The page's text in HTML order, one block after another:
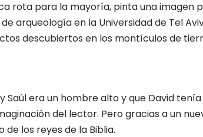
rota para la mayoría, pinta una imagen
arqueología en la Universidad de Tel
descubiertos en los montículos de
Saúl era un hombre alto y que David
del lector. Pero gracias a un
los reyes de la Biblia.